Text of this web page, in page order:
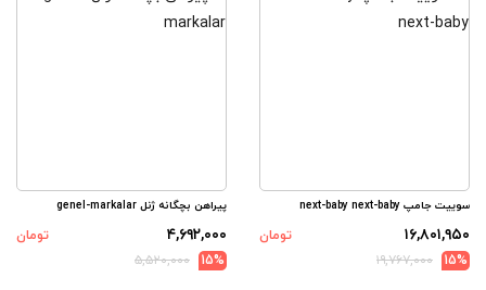
سوییت جامپ next-baby next-baby
۱۶,۸۰۱,۹۵۰
تومان
15%
۱۹,۷۶۷,۰۰۰
پیراهن بچگانه ژنل genel-markalar
۴,۶۹۲,۰۰۰
تومان
15%
۵,۵۲۰,۰۰۰